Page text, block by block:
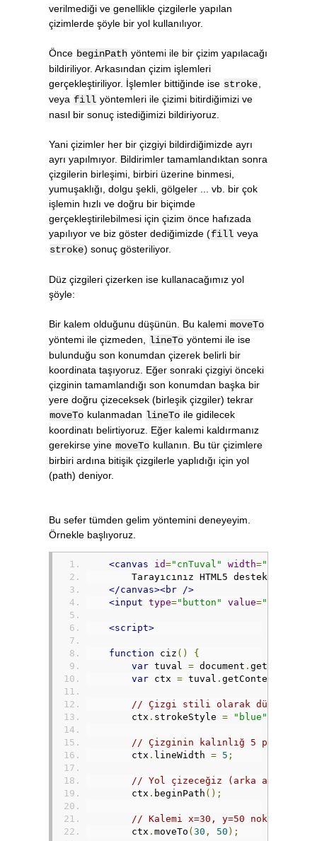
verilmediği ve genellikle çizgilerle yapılan
çizimlerde şöyle bir yol kullanılıyor.
Önce beginPath yöntemi ile bir çizim yapılacağı
bildiriliyor. Arkasından çizim işlemleri
gerçekleştiriliyor. İşlemler bittiğinde ise stroke
veya fill yöntemleri ile çizimi bitirdiğimizi ve
nasıl bir sonuç istediğimizi bildiriyoruz.
Yani çizimler her bir çizgiyi bildirdiğimizde ayrı
ayrı yapılmıyor. Bildirimler tamamlandıktan sonra
çizgilerin birleşimi, birbiri üzerine binmesi,
yumuşaklığı, dolgu şekli, gölgeler ... vb. bir çok
işlemin hızlı ve doğru bir biçimde
gerçekleştirilebilmesi için çizim önce hafızada
yapılıyor ve biz göster dediğimizde (fill veya
stroke) sonuç gösteriliyor.
Düz çizgileri çizerken ise kullanacağımız yol
şöyle:
Bir kalem olduğunu düşünün. Bu kalemi moveTo
yöntemi ile çizmeden,
lineTo yöntemi ile ise
bulunduğu son konumdan çizerek belirli bir
koordinata taşıyoruz. Eğer sonraki çizgiyi önceki
çizginin tamamlandığı son konumdan başka bir
yere doğru çizeceksek (birleşik çizgiler) tekrar
moveTo kulanmadan lineTo ile gidilecek
koordinatı belirtiyoruz. Eğer kalemi kaldırmanız
gerekirse yine moveTo kullanın. Bu tür çizimlere
birbiri ardına bitişik çizgilerle yaplıdığı için yol
(path) deniyor.
Bu sefer tümden gelim yöntemini deneyeyim.
Örnekle başlıyoruz.
<canvas id="cnTuval" width="200"
        Tarayıcınız HTML5 desteklemiyor
</canvas><br
/>
<input type="button" value="Çiz"
<script>
function ciz ()
{
var tuval = document .
var ctx = tuval . getContext
// Çizgi stili olarak düz mavi
        ctx
. strokeStyle = "blue"
// Çizginin kalınlığ 5 piksel
        ctx
. lineWidth = 5 ;
// Yol çizeceğiz (arka arkaya
        ctx
. beginPath ();
// Kalemi x=30, y=50 noktasına
        ctx
. moveTo (30 , 50 );